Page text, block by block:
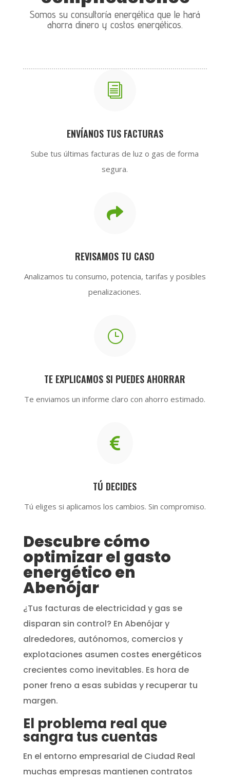
Somos su consultoría energética que le hará
ahorra dinero y costos energéticos.
i
ENVÍANOS TUS FACTURAS
Sube tus últimas facturas de luz o gas de forma
segura.

REVISAMOS TU CASO
Analizamos tu consumo, potencia, tarifas y posibles
penalizaciones.
}
TE EXPLICAMOS SI PUEDES AHORRAR
Te enviamos un informe claro con ahorro estimado.

TÚ DECIDES
Tú eliges si aplicamos los cambios. Sin compromiso.
Descubre cómo
optimizar el gasto
energético en
Abenójar
¿Tus facturas de electricidad y gas se
disparan sin control? En Abenójar y
alrededores, autónomos, comercios y
explotaciones asumen costes energéticos
crecientes como inevitables. Es hora de
poner freno a esas subidas y recuperar tu
margen.
El problema real que
sangra tus cuentas
En el entorno empresarial de Ciudad Real
muchas empresas mantienen contratos